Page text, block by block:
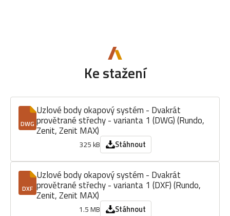
Ke stažení
DWG
Uzlové body okapový systém - Dvakrát
provětrané střechy - varianta 1 (DWG) (Rundo,
Zenit, Zenit MAX)
325 kB Stáhnout
DXF
Uzlové body okapový systém - Dvakrát
provětrané střechy - varianta 1 (DXF) (Rundo,
Zenit, Zenit MAX)
1.5 MB Stáhnout